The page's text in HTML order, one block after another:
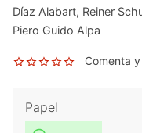
Díaz Alabart, Reiner
Piero Guido Alpa
Comenta
Papel